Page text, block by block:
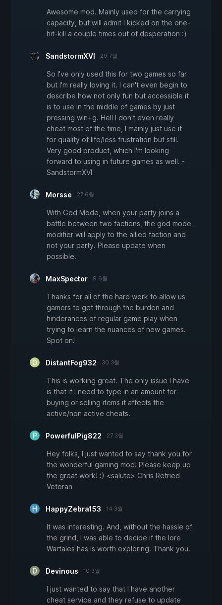
Awesome mod. Mainly used for the carrying
capacity, but will admit I kicked on the one-
hit-kill a couple times out of desperation :)
SandstormXVI 29 7월
So I've only used this for two games so far
but I'm really loving it. I can't even begin to
describe how not only fun but accessible it
is to use in the middle of games by just
pressing win+g. Hell I don't even really
cheat most of the time, I mainly just use it
for quality of life/less frustration but still.
Very good product, which I'm looking
forward to using in future games as well. -
SandstormXVI
Morsse 27 6월
With God Mode, when your party joins a
battle between two factions, the god mode
modifier will apply to the allied faction and
not your party. Please update when
possible.
MaxSpector 9 6월
Thanks for all of the hard work to allow us
gamers to get through the burden and
hinderances of regular game play when
trying to learn the nuances of new games.
Spot on!
DistantFog932 30 3월
This is working great. The only issue I have
is that if I need to type in an amount for
buying or selling items it affects the
active/non active cheats.
PowerfulPig822 27 3월
Hey folks, I just wanted to say thank you for
the wonderful gaming mod! Please keep up
the great work! :) <salute> Chris Retried
Veteran
HappyZebra153 14 3월
It was interesting. And, without the hassle of
the grind, I was able to decide if the lore
Wartales has is worth exploring. Thank you.
Devinous 10 3월
I just wanted to say that I have another
cheat service and they refuse to update